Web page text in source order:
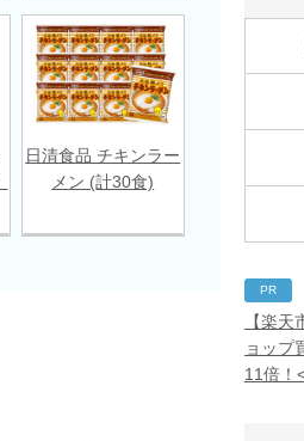
日清食品 チキンラー
メン (計30食)
PR
【楽
ョップ
11倍！